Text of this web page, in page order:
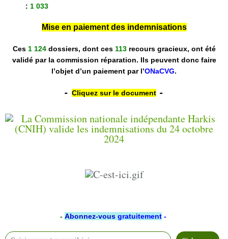
: 1 033
Mise en paiement des indemnisations
Ces 1 124dossiers, dont ces 113recours gracieux, ont été
validé par la commission réparation. Ils peuvent donc faire
l’objet d’un paiement par l’ONaCVG.
- Cliquez sur le document -
- Abonnez-vous gratuitement -